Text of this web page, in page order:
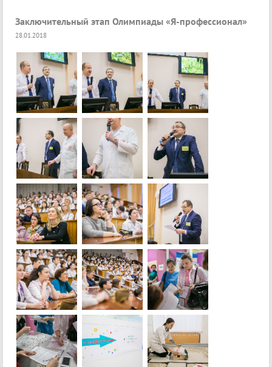
Заключительный этап Олимпиады «Я-профессионал»
28.01.2018